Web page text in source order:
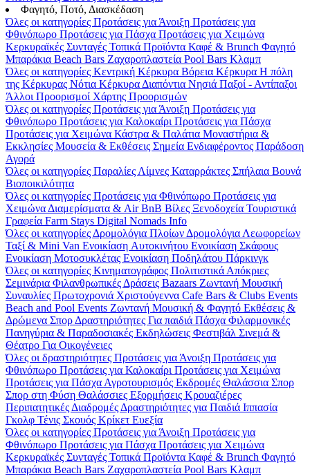
Φαγητό, Ποτό, Διασκέδαση
Όλες οι κατηγορίες Προτάσεις για Άνοιξη Προτάσεις για
Φθινόπωρο Προτάσεις για Πάσχα Προτάσεις για Χειμώνα
Κερκυραϊκές Συνταγές Τοπικά Προϊόντα Καφέ & Brunch Φαγητό
Μπαράκια Beach Bars Ζαχαροπλαστεία Pool Bars Κλαμπ
Όλες οι κατηγορίες Κεντρική Κέρκυρα Βόρεια Κέρκυρα Η πόλη
της Κέρκυρας Νότια Κέρκυρα Διαπόντια Νησιά Παξοί - Αντίπαξοι
Άλλοι Προορισμοί Χάρτης Προορισμών
Όλες οι κατηγορίες Προτάσεις για Άνοιξη Προτάσεις για
Φθινόπωρο Προτάσεις για Καλοκαίρι Προτάσεις για Πάσχα
Προτάσεις για Χειμώνα Κάστρα & Παλάτια Μοναστήρια &
Εκκλησίες Μουσεία & Εκθέσεις Σημεία Ενδιαφέροντος Παράδοση
Αγορά
Όλες οι κατηγορίες Παραλίες Λίμνες Καταρράκτες Σπήλαια Βουνά
Βιοποικιλότητα
Όλες οι κατηγορίες Προτάσεις για Φθινόπωρο Προτάσεις για
Χειμώνα Διαμερίσματα & Air BnB Βίλες Ξενοδοχεία Τουριστικά
Γραφεία Farm Stays Digital Nomads Info
Όλες οι κατηγορίες Δρομολόγια Πλοίων Δρομολόγια Λεωφορείων
Ταξί & Μini Van Ενοικίαση Aυτοκινήτου Ενοικίαση Σκάφους
Ενοικίαση Μοτοσυκλέτας Ενοικίαση Ποδηλάτου Πάρκινγκ
Όλες οι κατηγορίες Κινηματογράφος Πολιτιστικά Απόκριες
Σεμινάρια Φιλανθρωπικές Δράσεις Bazaars Ζωντανή Μουσική
Συναυλίες Πρωτοχρονιά Χριστούγεννα Cafe Bars & Clubs Events
Beach and Pool Events Ζωντανή Μουσική & Φαγητό Εκθέσεις &
Δρώμενα Σπορ Δραστηριότητες Για παιδιά Πάσχα Φιλαρμονικές
Πανηγύρια & Παραδοσιακές Εκδηλώσεις Φεστιβάλ Σινεμά &
Θέατρο Για Οικογένειες
Όλες οι δραστηριότητες Προτάσεις για Άνοιξη Προτάσεις για
Φθινόπωρο Προτάσεις για Καλοκαίρι Προτάσεις για Χειμώνα
Προτάσεις για Πάσχα Αγροτουρισμός Εκδρομές Θαλάσσια Σπορ
Σπορ στη Φύση Θαλάσσιες Εξορμήσεις Κρουαζιέρες
Περιπατητικές Διαδρομές Δραστηριότητες για Παιδιά Ιππασία
Γκολφ Τένις Σκουός Κρίκετ Ευεξία
Όλες οι κατηγορίες Προτάσεις για Άνοιξη Προτάσεις για
Φθινόπωρο Προτάσεις για Πάσχα Προτάσεις για Χειμώνα
Κερκυραϊκές Συνταγές Τοπικά Προϊόντα Καφέ & Brunch Φαγητό
Μπαράκια Beach Bars Ζαχαροπλαστεία Pool Bars Κλαμπ